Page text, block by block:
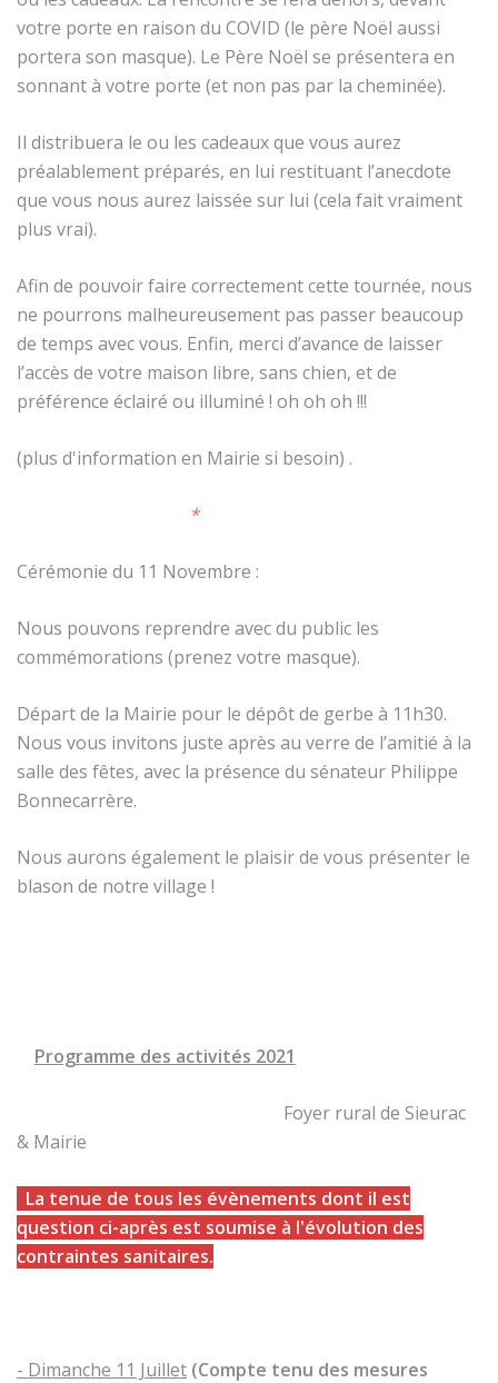
votre porte en raison du COVID (le père Noël aussi
portera son masque). Le Père Noël se présentera en
sonnant à votre porte (et non pas par la cheminée).
Il distribuera le ou les cadeaux que vous aurez
préalablement préparés, en lui restituant l’anecdote
que vous nous aurez laissée sur lui (cela fait vraiment
plus vrai).
Afin de pouvoir faire correctement cette tournée, nous
ne pourrons malheureusement pas passer beaucoup
de temps avec vous. Enfin, merci d’avance de laisser
l’accès de votre maison libre, sans chien, et de
préférence éclairé ou illuminé ! oh oh oh !!!
(plus d'information en Mairie si besoin) .
*
Cérémonie du 11 Novembre :
Nous pouvons reprendre avec du public les
commémorations (prenez votre masque).
Départ de la Mairie pour le dépôt de gerbe à 11h30.
Nous vous invitons juste après au verre de l’amitié à la
salle des fêtes, avec la présence du sénateur Philippe
Bonnecarrère.
Nous aurons également le plaisir de vous présenter le
blason de notre village !
Programme des activités 2021
Foyer rural de Sieurac
& Mairie
La tenue de tous les évènements dont il est
question ci-après est soumise à l'évolution des
contraintes sanitaires.
- Dimanche 11 Juillet (Compte tenu des mesures